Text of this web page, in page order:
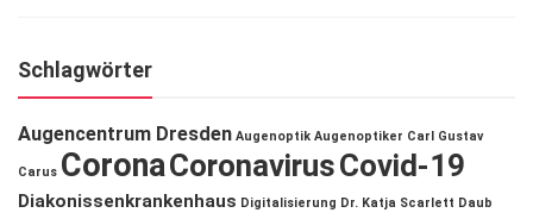
Schlagwörter
Augencentrum Dresden Augenoptik Augenoptiker Carl Gustav
Carus CoronaCoronavirusCovid-19
Diakonissenkrankenhaus Digitalisierung Dr. Katja Scarlett Daub